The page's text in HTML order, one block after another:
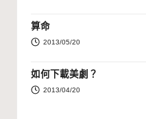
算命
2013/05/20
如何下載美劇？
2013/04/20